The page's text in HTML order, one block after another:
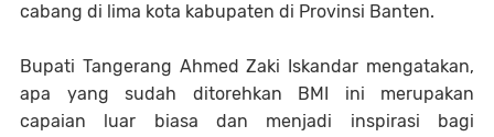
cabang di lima kota kabupaten di Provinsi Banten.
Bupati Tangerang Ahmed Zaki Iskandar mengatakan,
apa yang sudah ditorehkan BMI ini merupakan
capaian luar biasa dan menjadi inspirasi bagi